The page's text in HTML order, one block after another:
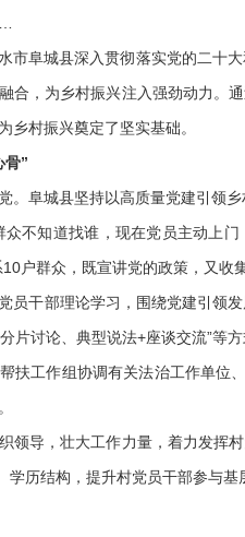
阜城县深入贯彻落实党的二十大
合，为乡村振兴注入强劲动力。
乡村振兴奠定了坚实基础。
骨”
阜城县坚持以高质量党建引领乡
知道找谁，现在党员主动上门
户群众，既宣讲党的政策，又收
干部理论学习，围绕党建引领发
片讨论、典型说法+座谈交流”等
工作组协调有关法治工作单位、
导，壮大工作力量，着力发挥村
学历结构，提升村党员干部参与